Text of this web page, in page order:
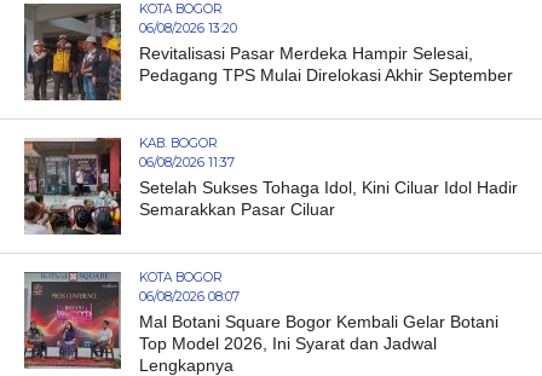
KOTA BOGOR
06/08/2026 13:20
Revitalisasi Pasar Merdeka Hampir Selesai,
Pedagang TPS Mulai Direlokasi Akhir September
KAB. BOGOR
06/08/2026 11:37
Setelah Sukses Tohaga Idol, Kini Ciluar Idol Hadir
Semarakkan Pasar Ciluar
KOTA BOGOR
06/08/2026 08:07
Mal Botani Square Bogor Kembali Gelar Botani
Top Model 2026, Ini Syarat dan Jadwal
Lengkapnya